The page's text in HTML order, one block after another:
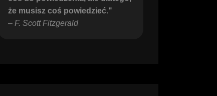
że musisz coś powiedzieć."
– F. Scott Fitzgerald